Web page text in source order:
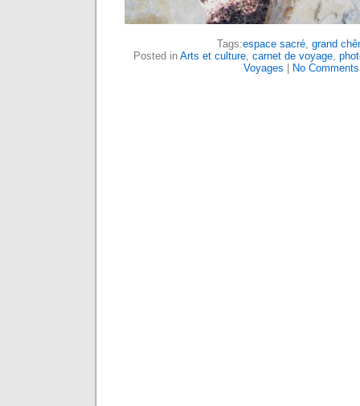
Tags:espace sacré, grand
Posted in Arts et culture, carnet de voyage,
Voyages
No